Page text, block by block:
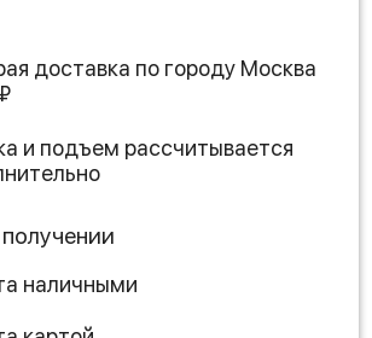
доставка по городу Москва
₽
и подъем рассчитывается
наличными